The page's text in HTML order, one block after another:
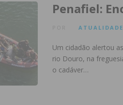
Penafiel:
ATUALIDADE
Um cidadão alertou
rio Douro, na
o cadáver…